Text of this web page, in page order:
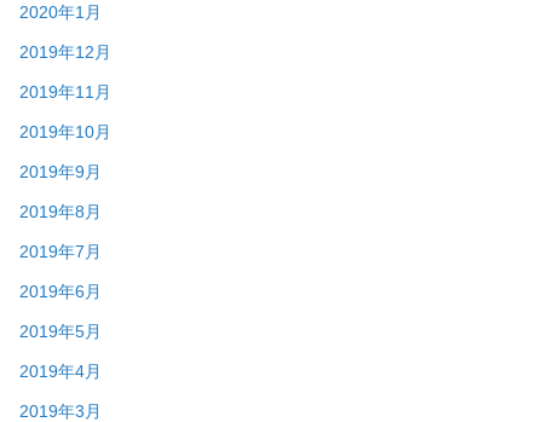
2020年1月
2019年12月
2019年11月
2019年10月
2019年9月
2019年8月
2019年7月
2019年6月
2019年5月
2019年4月
2019年3月